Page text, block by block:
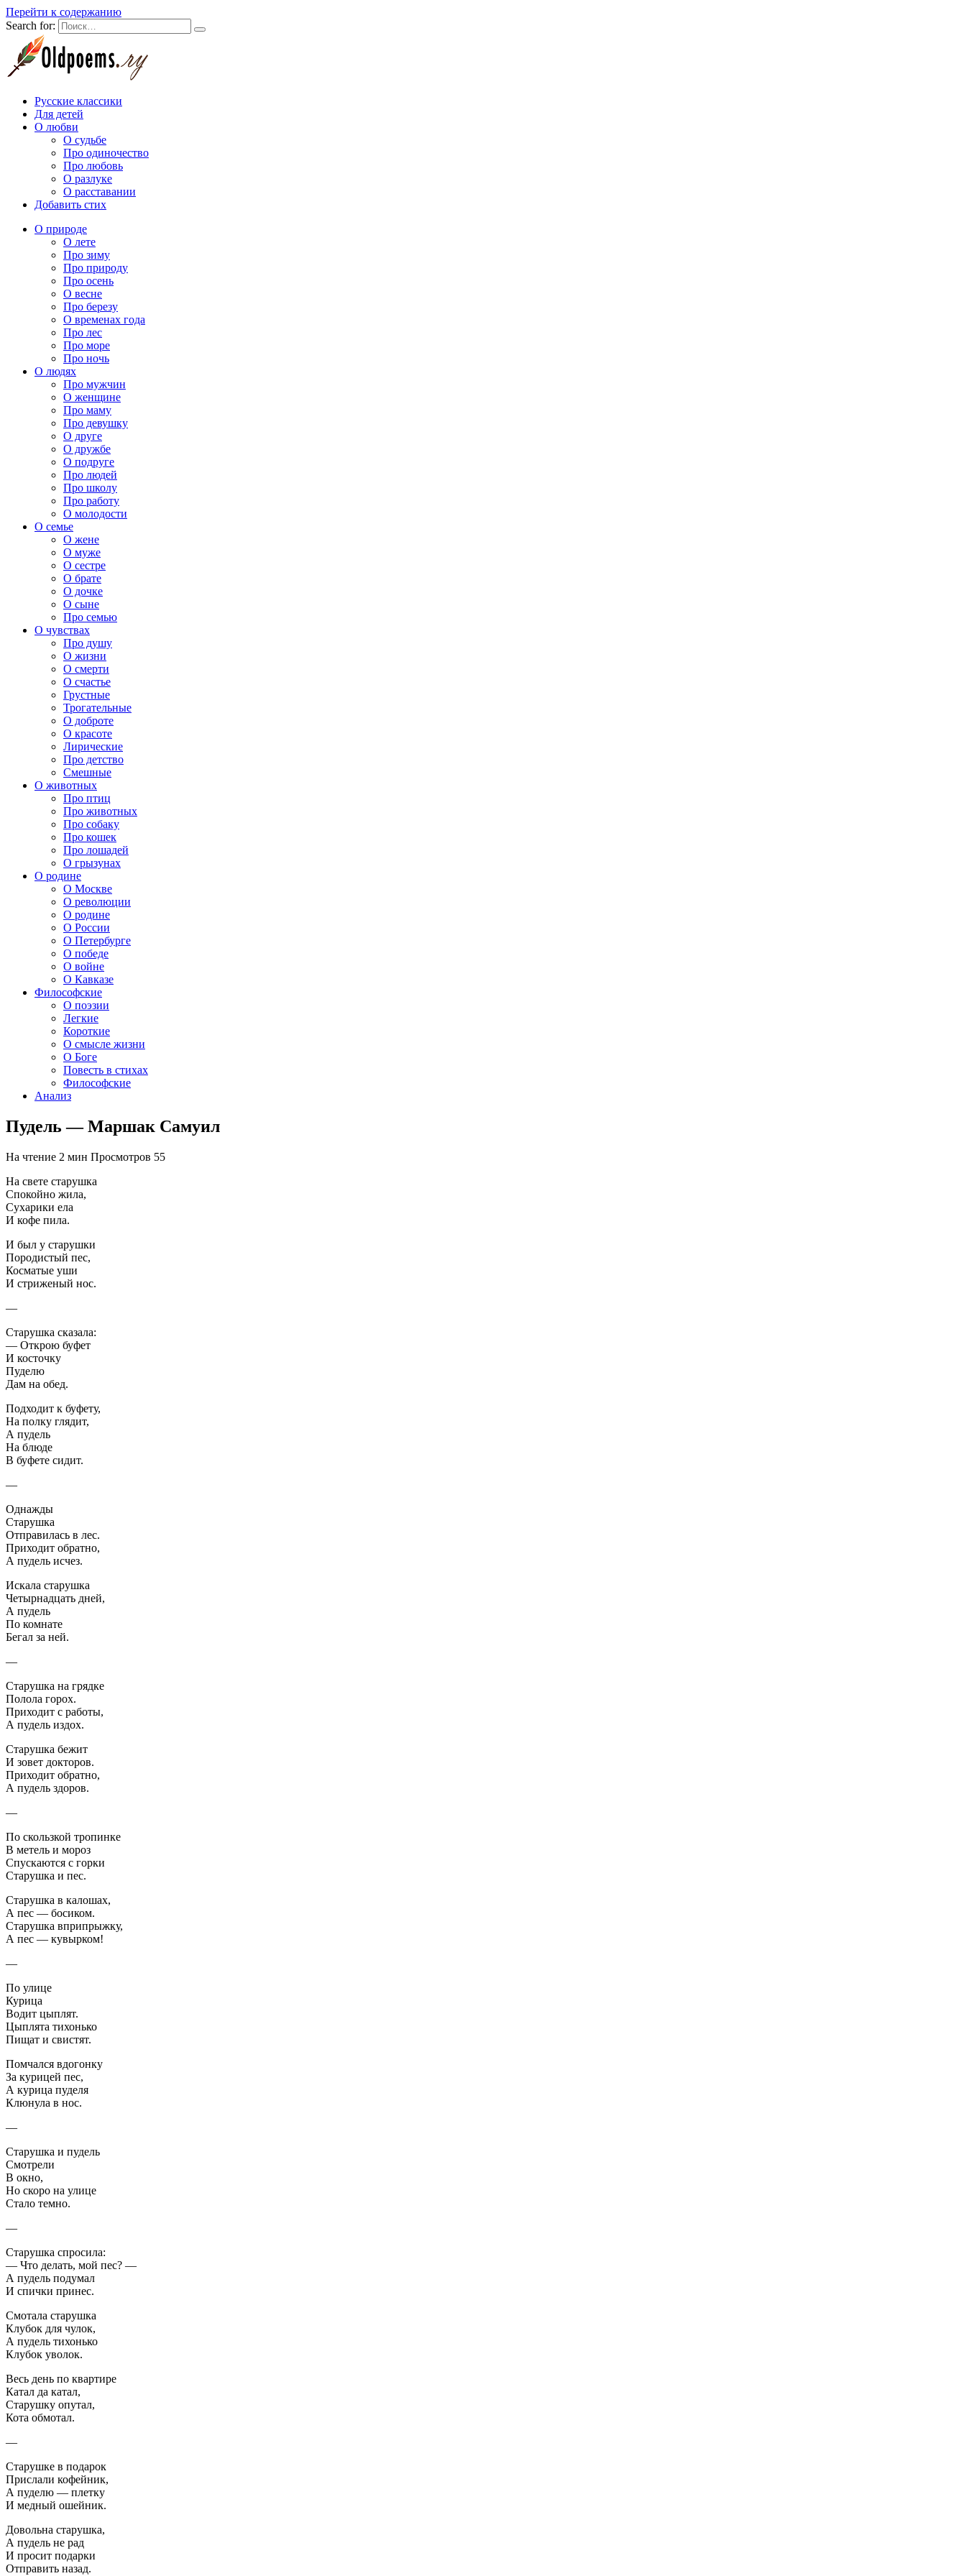
Перейти к содержанию
Search for:
Русские классики
Для детей
О любви
О судьбе
Про одиночество
Про любовь
О разлуке
О расставании
Добавить стих
О природе
О лете
Про зиму
Про природу
Про осень
О весне
Про березу
О временах года
Про лес
Про море
Про ночь
О людях
Про мужчин
О женщине
Про маму
Про девушку
О друге
О дружбе
О подруге
Про людей
Про школу
Про работу
О молодости
О семье
О жене
О муже
О сестре
О брате
О дочке
О сыне
Про семью
О чувствах
Про душу
О жизни
О смерти
О счастье
Грустные
Трогательные
О доброте
О красоте
Лирические
Про детство
Смешные
О животных
Про птиц
Про животных
Про собаку
Про кошек
Про лошадей
О грызунах
О родине
О Москве
О революции
О родине
О России
О Петербурге
О победе
О войне
О Кавказе
Философские
О поэзии
Легкие
Короткие
О смысле жизни
О Боге
Повесть в стихах
Философские
Анализ
Пудель — Маршак Самуил
На чтение 2 мин Просмотров 55
На свете старушка
Спокойно жила,
Сухарики ела
И кофе пила.
И был у старушки
Породистый пес,
Косматые уши
И стриженый нос.
—
Старушка сказала:
— Открою буфет
И косточку
Пуделю
Дам на обед.
Подходит к буфету,
На полку глядит,
А пудель
На блюде
В буфете сидит.
—
Однажды
Старушка
Отправилась в лес.
Приходит обратно,
А пудель исчез.
Искала старушка
Четырнадцать дней,
А пудель
По комнате
Бегал за ней.
—
Старушка на грядке
Полола горох.
Приходит с работы,
А пудель издох.
Старушка бежит
И зовет докторов.
Приходит обратно,
А пудель здоров.
—
По скользкой тропинке
В метель и мороз
Спускаются с горки
Старушка и пес.
Старушка в калошах,
А пес — босиком.
Старушка вприпрыжку,
А пес — кувырком!
—
По улице
Курица
Водит цыплят.
Цыплята тихонько
Пищат и свистят.
Помчался вдогонку
За курицей пес,
А курица пуделя
Клюнула в нос.
—
Старушка и пудель
Смотрели
В окно,
Но скоро на улице
Стало темно.
—
Старушка спросила:
— Что делать, мой пес? —
А пудель подумал
И спички принес.
Смотала старушка
Клубок для чулок,
А пудель тихонько
Клубок уволок.
Весь день по квартире
Катал да катал,
Старушку опутал,
Кота обмотал.
—
Старушке в подарок
Прислали кофейник,
А пуделю — плетку
И медный ошейник.
Довольна старушка,
А пудель не рад
И просит подарки
Отправить назад.